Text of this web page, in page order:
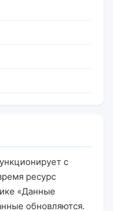
с
ресурс
«Данные
обновляются.